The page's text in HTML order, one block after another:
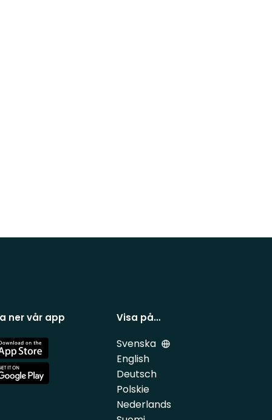
ner vår app Visa på…
Svenska
English
Deutsch
Polskie
Nederlands